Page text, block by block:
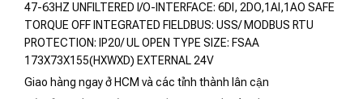
47-63HZ UNFILTERED I/O-INTERFACE: 6DI, 2DO,1AI,1AO SAFE
TORQUE OFF INTEGRATED FIELDBUS: USS/ MODBUS RTU
PROTECTION: IP20/ UL OPEN TYPE SIZE: FSAA
173X73X155(HXWXD) EXTERNAL 24V
Giao hàng ngay ở HCM và các tỉnh thành lân cận